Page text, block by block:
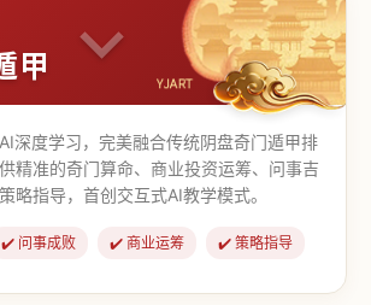
甲
深度学习，完美融合传统阴盘奇门遁甲排
精准的奇门算命、商业投资运筹、问事吉
略指导，首创交互式AI教学模式。
✔️ 问事成败 ✔️ 商业运筹 ✔️ 策略指导
门】 【传统奇门】